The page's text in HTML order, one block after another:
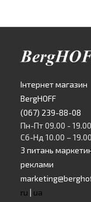
Інтернет магазин
BergHOFF
(067) 239-88-08
Пн-Пт 09.00 - 19.00
Сб-Нд 10.00 – 19.00
З питань
реклами
ru
ua